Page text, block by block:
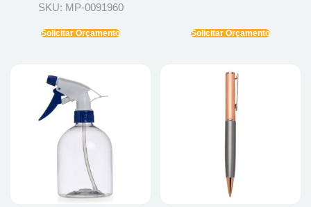
SKU: MP-0091960
Solicitar Orçamento Solicitar Orçamento